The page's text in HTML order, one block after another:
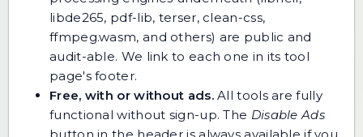
libde265, pdf-lib, terser, clean-css,
ffmpeg.wasm, and others) are public and
audit-able. We link to each one in its tool
page's footer.
Free, with or without ads.All tools are fully
functional without sign-up. The Disable Ads
button in the header is always available if you